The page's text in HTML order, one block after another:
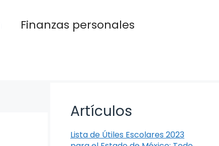
Finanzas personales
Artículos
Lista de Útiles Escolares 2023